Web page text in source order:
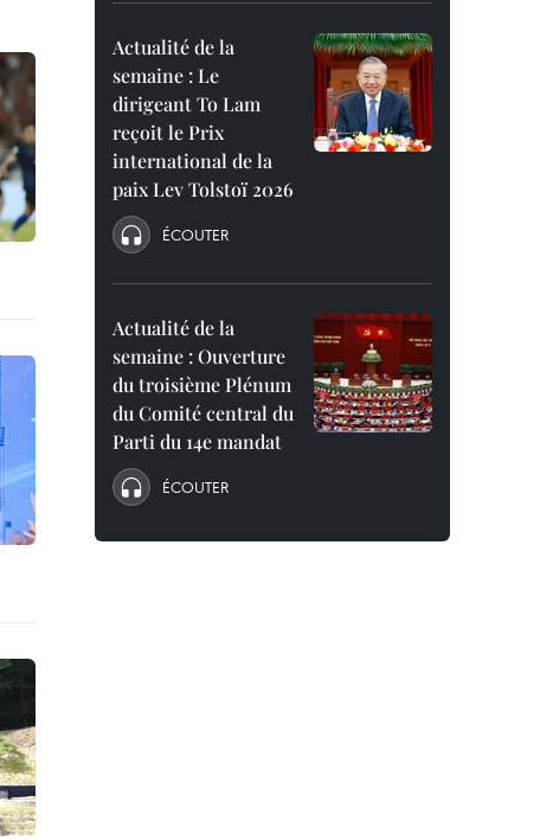
Actualité de la
semaine : Le
dirigeant To Lam
reçoit le Prix
international de la
paix Lev Tolstoï 2026
ÉCOUTER
Actualité de la
semaine : Ouverture
du troisième Plénum
du Comité central du
Parti du 14e mandat
ÉCOUTER